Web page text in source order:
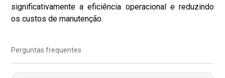
significativamente a eficiência operacional e reduzindo
os custos de manutenção.
Perguntas frequentes